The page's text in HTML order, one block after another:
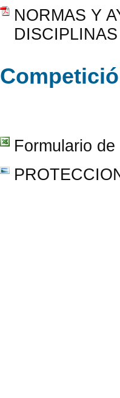
NORMAS Y
Formulario